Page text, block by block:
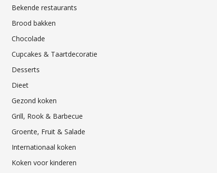
Bekende restaurants
Brood bakken
Chocolade
Cupcakes & Taartdecoratie
Desserts
Dieet
Gezond koken
Grill, Rook & Barbecue
Groente, Fruit & Salade
Internationaal koken
Koken voor kinderen